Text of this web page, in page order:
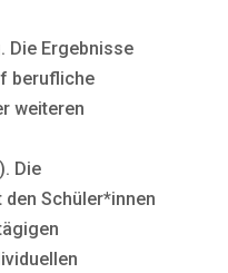
Die Ergebnisse
berufliche
weiteren
Die
Schüler*innen